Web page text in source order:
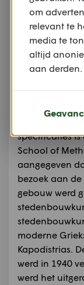
inspanningen
uniform
te zetten op
Bij decreet
Charles
De eerste
ontworpen
specificaties
School of
aangegeven
bezoek aan
gebouw werd
moderne
Kapodistrias.
werd in 1940
werd het
om
relevant te
media te
altijd
aan derden.